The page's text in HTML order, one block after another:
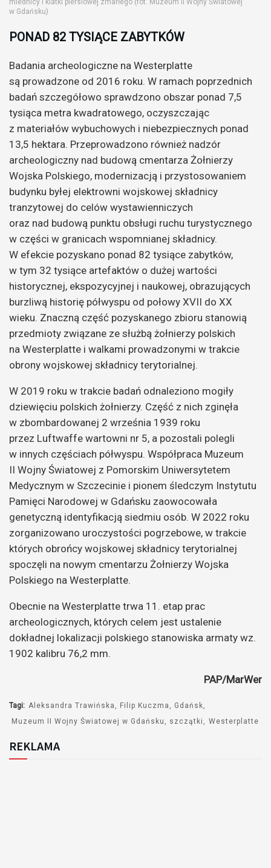
miednicy i klatki piersiowej zmarłego (fot. Muzeum II Wojny Światowej
w Gdańsku)
PONAD 82 TYSIĄCE ZABYTKÓW
Badania archeologiczne na Westerplatte
są prowadzone od 2016 roku. W ramach poprzednich
badań szczegółowo sprawdzono obszar ponad 7,5
tysiąca metra kwadratowego, oczyszczając
z materiałów wybuchowych i niebezpiecznych ponad
13,5 hektara. Przeprowadzono również nadzór
archeologiczny nad budową cmentarza Żołnierzy
Wojska Polskiego, modernizacją i przystosowaniem
budynku byłej elektrowni wojskowej składnicy
tranzytowej do celów wystawienniczych
oraz nad budową punktu obsługi ruchu turystycznego
w części w granicach wspomnianej składnicy.
W efekcie pozyskano ponad 82 tysiące zabytków,
w tym 32 tysiące artefaktów o dużej wartości
historycznej, ekspozycyjnej i naukowej, obrazujących
burzliwą historię półwyspu od połowy XVII do XX
wieku. Znaczną część pozyskanego zbioru stanowią
przedmioty związane ze służbą żołnierzy polskich
na Westerplatte i walkami prowadzonymi w trakcie
obrony wojskowej składnicy terytorialnej.
W 2019 roku w trakcie badań odnaleziono mogiły
dziewięciu polskich żołnierzy. Część z nich zginęła
w zbombardowanej 2 września 1939 roku
przez Luftwaffe wartowni nr 5, a pozostali polegli
w innych częściach półwyspu. Współpraca Muzeum
II Wojny Światowej z Pomorskim Uniwersytetem
Medycznym w Szczecinie i pionem śledczym Instytutu
Pamięci Narodowej w Gdańsku zaowocowała
genetyczną identyfikacją siedmiu osób. W 2022 roku
zorganizowano uroczystości pogrzebowe, w trakcie
których obrońcy wojskowej składnicy terytorialnej
spoczęli na nowym cmentarzu Żołnierzy Wojska
Polskiego na Westerplatte.
Obecnie na Westerplatte trwa 11. etap prac
archeologicznych, których celem jest ustalenie
dokładnej lokalizacji polskiego stanowiska armaty wz.
1902 kalibru 76,2 mm.
PAP/MarWer
Tagi: Aleksandra Trawińska Filip Kuczma
Gdańsk
Muzeum II Wojny Światowej w Gdańsku
szczątki Westerplatte
REKLAMA